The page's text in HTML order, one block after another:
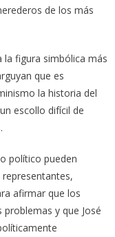
de los más
la figura simbólica más
que es
la historia del
escollo difícil de
político pueden
afirmar que los
y que José